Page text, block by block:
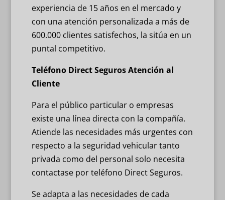
experiencia de 15 años en el mercado y
con una atención personalizada a más de
600.000 clientes satisfechos, la sitúa en un
puntal competitivo.
Teléfono Direct Seguros Atención al
Cliente
Para el público particular o empresas
existe una línea directa con la compañía.
Atiende las necesidades más urgentes con
respecto a la seguridad vehicular tanto
privada como del personal solo necesita
contactase por teléfono Direct Seguros.
Se adapta a las necesidades de cada